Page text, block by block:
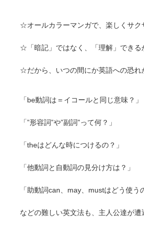
☆オールカラーマンガで、楽しくサク
☆「暗記」ではなく、「理解」できる
☆だから、いつの間にか英語への恐れ
「be動詞は＝イコールと同じ意味？」
「”形容詞”や”副詞”って何？」
「theはどんな時につけるの？」
「他動詞と自動詞の見分け方は？」
「助動詞can、may、mustはどう使う
などの難しい英文法も、主人公達が